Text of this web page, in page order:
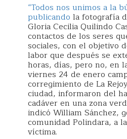
“Todos nos unimos a la
publicando la fotografía
Gloria Cecilia Quilindo
contactos de los seres
sociales, con el objetivo
labor que después se
horas, días, pero no, en
viernes 24 de enero
corregimiento de La
ciudad, informaron del
cadáver en una zona
indicó William Sánchez,
comunidad Polindara, a
víctima.